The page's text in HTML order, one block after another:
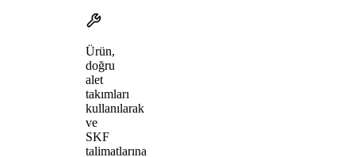
Ürün,
doğru
alet
takımları
kullanılarak
ve
SKF
talimatlarına